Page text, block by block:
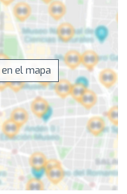
el mapa